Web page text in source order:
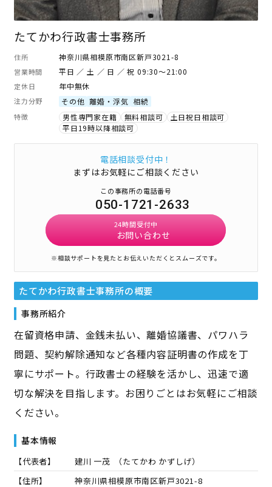
たてかわ行政書士事務所
住所 神奈川県相模原市南区新戸3021-8
営業時間 平日 ／ 土 ／ 日 ／ 祝 09:30～21:00
定休日 年中無休
注力分野 その他 離婚・浮気 相続
特徴 男性専門家在籍 無料相談可
土日祝日相談可
平日19時以降相談可
電話相談受付中！
まずはお気軽にご相談ください
この事務所の電話番号
050-1721-2633
24時間受付中
お問い合わせ
※相談サポートを見たとお伝えいただくとスムーズです。
たてかわ行政書士事務所の概要
事務所紹介
在留資格申請、金銭未払い、離婚協議書、パワハラ
問題、契約解除通知など各種内容証明書の作成を丁
寧にサポート。行政書士の経験を活かし、迅速で適
切な解決を目指します。お困りごとはお気軽にご相談
ください。
基本情報
【代表者】 建川 一茂 （たてかわ かずしげ）
【住所】
神奈川県相模原市南区新戸3021-8